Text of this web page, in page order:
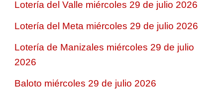
Lotería del Valle miércoles 29 de julio 2026
Lotería del Meta miércoles 29 de julio 2026
Lotería de Manizales miércoles 29 de julio
2026
Baloto miércoles 29 de julio 2026